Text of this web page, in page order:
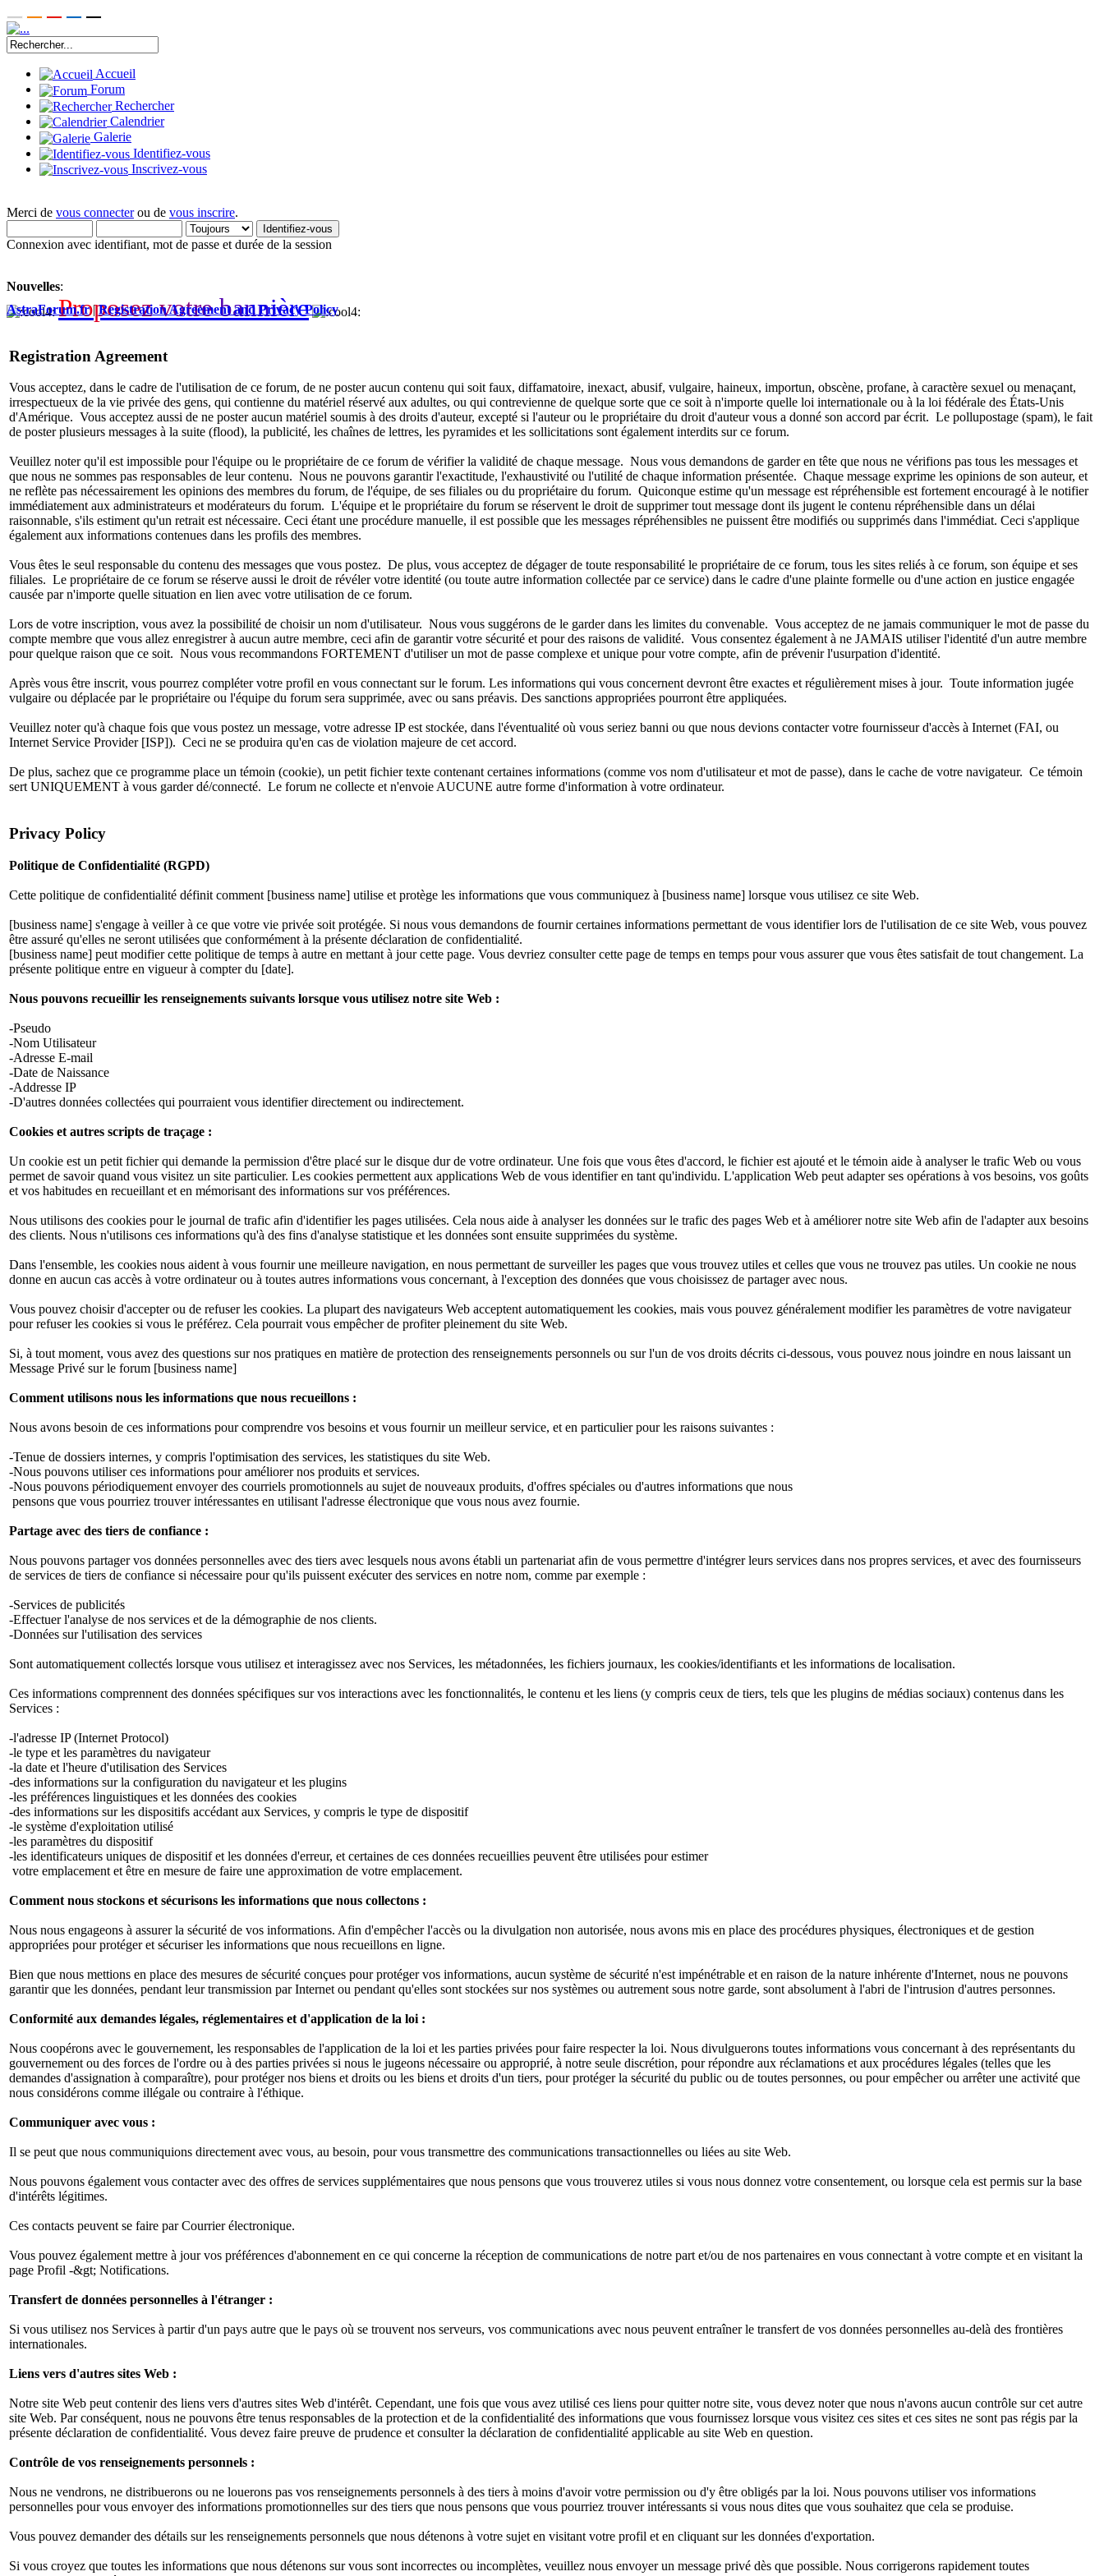
Accueil
Forum
Rechercher
Calendrier
Galerie
Identifiez-vous
Inscrivez-vous
Merci de vous connecterou de vous inscrire.
Connexion avec identifiant, mot de passe et durée de la session
Nouvelles:
Proposez votre bannière
AstraForum.fr|Registration Agreement and Privacy Policy
Registration Agreement
Vous acceptez, dans le cadre de l'utilisation de ce forum, de ne poster aucun contenu qui soit faux, diffamatoire, inexact, abusif, vulgaire, haineux, importun, obscène, profane, à caractère sexuel ou menaçant,
irrespectueux de la vie privée des gens, qui contienne du matériel réservé aux adultes, ou qui contrevienne de quelque sorte que ce soit à n'importe quelle loi internationale ou à la loi fédérale des États-Unis
d'Amérique. Vous acceptez aussi de ne poster aucun matériel soumis à des droits d'auteur, excepté si l'auteur ou le propriétaire du droit d'auteur vous a donné son accord par écrit. Le pollupostage (spam), le fait
de poster plusieurs messages à la suite (flood), la publicité, les chaînes de lettres, les pyramides et les sollicitations sont également interdits sur ce forum.
Veuillez noter qu'il est impossible pour l'équipe ou le propriétaire de ce forum de vérifier la validité de chaque message. Nous vous demandons de garder en tête que nous ne vérifions pas tous les messages et
que nous ne sommes pas responsables de leur contenu. Nous ne pouvons garantir l'exactitude, l'exhaustivité ou l'utilité de chaque information présentée. Chaque message exprime les opinions de son auteur, et
ne reflète pas nécessairement les opinions des membres du forum, de l'équipe, de ses filiales ou du propriétaire du forum. Quiconque estime qu'un message est répréhensible est fortement encouragé à le notifier
immédiatement aux administrateurs et modérateurs du forum. L'équipe et le propriétaire du forum se réservent le droit de supprimer tout message dont ils jugent le contenu répréhensible dans un délai
raisonnable, s'ils estiment qu'un retrait est nécessaire. Ceci étant une procédure manuelle, il est possible que les messages répréhensibles ne puissent être modifiés ou supprimés dans l'immédiat. Ceci s'applique
également aux informations contenues dans les profils des membres.
Vous êtes le seul responsable du contenu des messages que vous postez. De plus, vous acceptez de dégager de toute responsabilité le propriétaire de ce forum, tous les sites reliés à ce forum, son équipe et ses
filiales. Le propriétaire de ce forum se réserve aussi le droit de révéler votre identité (ou toute autre information collectée par ce service) dans le cadre d'une plainte formelle ou d'une action en justice engagée
causée par n'importe quelle situation en lien avec votre utilisation de ce forum.
Lors de votre inscription, vous avez la possibilité de choisir un nom d'utilisateur. Nous vous suggérons de le garder dans les limites du convenable. Vous acceptez de ne jamais communiquer le mot de passe du
compte membre que vous allez enregistrer à aucun autre membre, ceci afin de garantir votre sécurité et pour des raisons de validité. Vous consentez également à ne JAMAIS utiliser l'identité d'un autre membre
pour quelque raison que ce soit. Nous vous recommandons FORTEMENT d'utiliser un mot de passe complexe et unique pour votre compte, afin de prévenir l'usurpation d'identité.
Après vous être inscrit, vous pourrez compléter votre profil en vous connectant sur le forum. Les informations qui vous concernent devront être exactes et régulièrement mises à jour. Toute information jugée
vulgaire ou déplacée par le propriétaire ou l'équipe du forum sera supprimée, avec ou sans préavis. Des sanctions appropriées pourront être appliquées.
Veuillez noter qu'à chaque fois que vous postez un message, votre adresse IP est stockée, dans l'éventualité où vous seriez banni ou que nous devions contacter votre fournisseur d'accès à Internet (FAI, ou
Internet Service Provider [ISP]). Ceci ne se produira qu'en cas de violation majeure de cet accord.
De plus, sachez que ce programme place un témoin (cookie), un petit fichier texte contenant certaines informations (comme vos nom d'utilisateur et mot de passe), dans le cache de votre navigateur. Ce témoin
sert UNIQUEMENT à vous garder dé/connecté. Le forum ne collecte et n'envoie AUCUNE autre forme d'information à votre ordinateur.
Privacy Policy
Politique de Confidentialité (RGPD)
Cette politique de confidentialité définit comment [business name] utilise et protège les informations que vous communiquez à [business name] lorsque vous utilisez ce site Web.
[business name] s'engage à veiller à ce que votre vie privée soit protégée. Si nous vous demandons de fournir certaines informations permettant de vous identifier lors de l'utilisation de ce site Web, vous pouvez
être assuré qu'elles ne seront utilisées que conformément à la présente déclaration de confidentialité.
[business name] peut modifier cette politique de temps à autre en mettant à jour cette page. Vous devriez consulter cette page de temps en temps pour vous assurer que vous êtes satisfait de tout changement. La
présente politique entre en vigueur à compter du [date].
Nous pouvons recueillir les renseignements suivants lorsque vous utilisez notre site Web :
-Pseudo
-Nom Utilisateur
-Adresse E-mail
-Date de Naissance
-Addresse IP
-D'autres données collectées qui pourraient vous identifier directement ou indirectement.
Cookies et autres scripts de traçage :
Un cookie est un petit fichier qui demande la permission d'être placé sur le disque dur de votre ordinateur. Une fois que vous êtes d'accord, le fichier est ajouté et le témoin aide à analyser le trafic Web ou vous
permet de savoir quand vous visitez un site particulier. Les cookies permettent aux applications Web de vous identifier en tant qu'individu. L'application Web peut adapter ses opérations à vos besoins, vos goûts
et vos habitudes en recueillant et en mémorisant des informations sur vos préférences.
Nous utilisons des cookies pour le journal de trafic afin d'identifier les pages utilisées. Cela nous aide à analyser les données sur le trafic des pages Web et à améliorer notre site Web afin de l'adapter aux besoins
des clients. Nous n'utilisons ces informations qu'à des fins d'analyse statistique et les données sont ensuite supprimées du système.
Dans l'ensemble, les cookies nous aident à vous fournir une meilleure navigation, en nous permettant de surveiller les pages que vous trouvez utiles et celles que vous ne trouvez pas utiles. Un cookie ne nous
donne en aucun cas accès à votre ordinateur ou à toutes autres informations vous concernant, à l'exception des données que vous choisissez de partager avec nous.
Vous pouvez choisir d'accepter ou de refuser les cookies. La plupart des navigateurs Web acceptent automatiquement les cookies, mais vous pouvez généralement modifier les paramètres de votre navigateur
pour refuser les cookies si vous le préférez. Cela pourrait vous empêcher de profiter pleinement du site Web.
Si, à tout moment, vous avez des questions sur nos pratiques en matière de protection des renseignements personnels ou sur l'un de vos droits décrits ci-dessous, vous pouvez nous joindre en nous laissant un
Message Privé sur le forum [business name]
Comment utilisons nous les informations que nous recueillons :
Nous avons besoin de ces informations pour comprendre vos besoins et vous fournir un meilleur service, et en particulier pour les raisons suivantes :
-Tenue de dossiers internes, y compris l'optimisation des services, les statistiques du site Web.
-Nous pouvons utiliser ces informations pour améliorer nos produits et services.
-Nous pouvons périodiquement envoyer des courriels promotionnels au sujet de nouveaux produits, d'offres spéciales ou d'autres informations que nous
pensons que vous pourriez trouver intéressantes en utilisant l'adresse électronique que vous nous avez fournie.
Partage avec des tiers de confiance :
Nous pouvons partager vos données personnelles avec des tiers avec lesquels nous avons établi un partenariat afin de vous permettre d'intégrer leurs services dans nos propres services, et avec des fournisseurs
de services de tiers de confiance si nécessaire pour qu'ils puissent exécuter des services en notre nom, comme par exemple :
-Services de publicités
-Effectuer l'analyse de nos services et de la démographie de nos clients.
-Données sur l'utilisation des services
Sont automatiquement collectés lorsque vous utilisez et interagissez avec nos Services, les métadonnées, les fichiers journaux, les cookies/identifiants et les informations de localisation.
Ces informations comprennent des données spécifiques sur vos interactions avec les fonctionnalités, le contenu et les liens (y compris ceux de tiers, tels que les plugins de médias sociaux) contenus dans les
Services :
-l'adresse IP (Internet Protocol)
-le type et les paramètres du navigateur
-la date et l'heure d'utilisation des Services
-des informations sur la configuration du navigateur et les plugins
-les préférences linguistiques et les données des cookies
-des informations sur les dispositifs accédant aux Services, y compris le type de dispositif
-le système d'exploitation utilisé
-les paramètres du dispositif
-les identificateurs uniques de dispositif et les données d'erreur, et certaines de ces données recueillies peuvent être utilisées pour estimer
votre emplacement et être en mesure de faire une approximation de votre emplacement.
Comment nous stockons et sécurisons les informations que nous collectons :
Nous nous engageons à assurer la sécurité de vos informations. Afin d'empêcher l'accès ou la divulgation non autorisée, nous avons mis en place des procédures physiques, électroniques et de gestion
appropriées pour protéger et sécuriser les informations que nous recueillons en ligne.
Bien que nous mettions en place des mesures de sécurité conçues pour protéger vos informations, aucun système de sécurité n'est impénétrable et en raison de la nature inhérente d'Internet, nous ne pouvons
garantir que les données, pendant leur transmission par Internet ou pendant qu'elles sont stockées sur nos systèmes ou autrement sous notre garde, sont absolument à l'abri de l'intrusion d'autres personnes.
Conformité aux demandes légales, réglementaires et d'application de la loi :
Nous coopérons avec le gouvernement, les responsables de l'application de la loi et les parties privées pour faire respecter la loi. Nous divulguerons toutes informations vous concernant à des représentants du
gouvernement ou des forces de l'ordre ou à des parties privées si nous le jugeons nécessaire ou approprié, à notre seule discrétion, pour répondre aux réclamations et aux procédures légales (telles que les
demandes d'assignation à comparaître), pour protéger nos biens et droits ou les biens et droits d'un tiers, pour protéger la sécurité du public ou de toutes personnes, ou pour empêcher ou arrêter une activité que
nous considérons comme illégale ou contraire à l'éthique.
Communiquer avec vous :
Il se peut que nous communiquions directement avec vous, au besoin, pour vous transmettre des communications transactionnelles ou liées au site Web.
Nous pouvons également vous contacter avec des offres de services supplémentaires que nous pensons que vous trouverez utiles si vous nous donnez votre consentement, ou lorsque cela est permis sur la base
d'intérêts légitimes.
Ces contacts peuvent se faire par Courrier électronique.
Vous pouvez également mettre à jour vos préférences d'abonnement en ce qui concerne la réception de communications de notre part et/ou de nos partenaires en vous connectant à votre compte et en visitant la
page Profil -&gt; Notifications.
Transfert de données personnelles à l'étranger :
Si vous utilisez nos Services à partir d'un pays autre que le pays où se trouvent nos serveurs, vos communications avec nous peuvent entraîner le transfert de vos données personnelles au-delà des frontières
internationales.
Liens vers d'autres sites Web :
Notre site Web peut contenir des liens vers d'autres sites Web d'intérêt. Cependant, une fois que vous avez utilisé ces liens pour quitter notre site, vous devez noter que nous n'avons aucun contrôle sur cet autre
site Web. Par conséquent, nous ne pouvons être tenus responsables de la protection et de la confidentialité des informations que vous fournissez lorsque vous visitez ces sites et ces sites ne sont pas régis par la
présente déclaration de confidentialité. Vous devez faire preuve de prudence et consulter la déclaration de confidentialité applicable au site Web en question.
Contrôle de vos renseignements personnels :
Nous ne vendrons, ne distribuerons ou ne louerons pas vos renseignements personnels à des tiers à moins d'avoir votre permission ou d'y être obligés par la loi. Nous pouvons utiliser vos informations
personnelles pour vous envoyer des informations promotionnelles sur des tiers que nous pensons que vous pourriez trouver intéressants si vous nous dites que vous souhaitez que cela se produise.
Vous pouvez demander des détails sur les renseignements personnels que nous détenons à votre sujet en visitant votre profil et en cliquant sur les données d'exportation.
Si vous croyez que toutes les informations que nous détenons sur vous sont incorrectes ou incomplètes, veuillez nous envoyer un message privé dès que possible. Nous corrigerons rapidement toutes